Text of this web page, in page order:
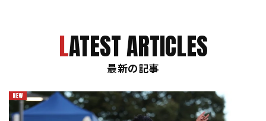
LATEST ARTICLES
最新の記事